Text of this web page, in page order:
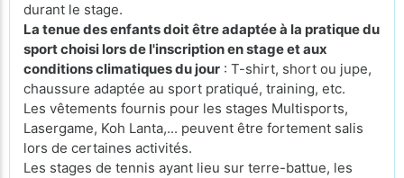
durant le stage.
La tenue des enfants doit être adaptée à la pratique du
sport choisi lors de l'inscription en stage et aux
conditions climatiques du jour : T-shirt, short ou jupe,
chaussure adaptée au sport pratiqué, training, etc.
Les vêtements fournis pour les stages Multisports,
Lasergame, Koh Lanta,... peuvent être fortement salis
lors de certaines activités.
Les stages de tennis ayant lieu sur terre-battue, les